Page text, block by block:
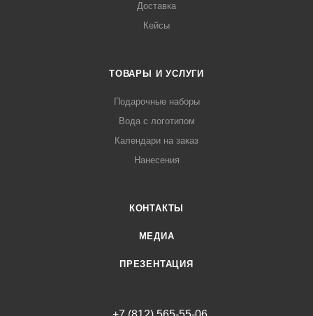
Доставка
Кейсы
ТОВАРЫ И УСЛУГИ
Подарочные наборы
Вода с логотипом
Календари на заказ
Нанесения
КОНТАКТЫ
МЕДИА
ПРЕЗЕНТАЦИЯ